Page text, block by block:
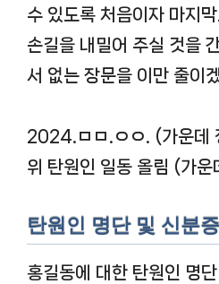
수 있도록 처음이자 마지
손길을 내밀어 주실 것을
서 없는 장문을 이만 줄이
2024.ㅁㅁ.ㅇㅇ. (가운데
위 탄원인 일동 올림 (가운
탄원인 명단 및 신분
홍길동에 대한 탄원인 명단